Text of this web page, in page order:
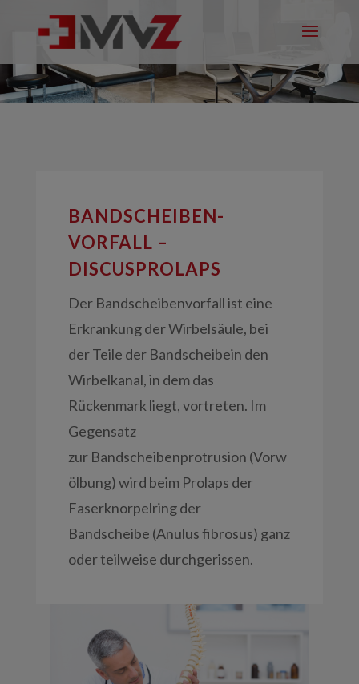
BANDSCHEIBEN-
VORFALL –
DISCUSPROLAPS
Der Bandscheibenvorfall ist eine
Erkrankung der Wirbelsäule, bei
der Teile der Bandscheibein den
Wirbelkanal, in dem das
Rückenmark liegt, vortreten. Im
Gegensatz
zur Bandscheibenprotrusion (Vorw
ölbung) wird beim Prolaps der
Faserknorpelring der
Bandscheibe (Anulus fibrosus) ganz
oder teilweise durchgerissen.